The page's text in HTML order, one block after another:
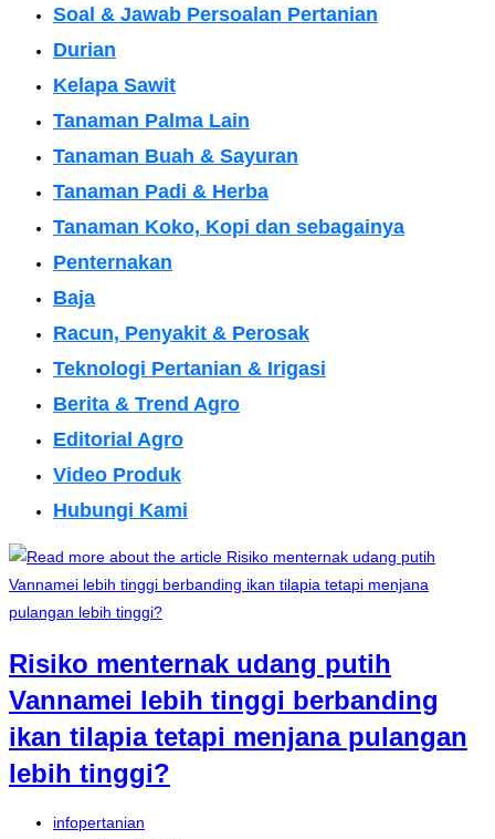
Soal & Jawab Persoalan Pertanian
Durian
Kelapa Sawit
Tanaman Palma Lain
Tanaman Buah & Sayuran
Tanaman Padi & Herba
Tanaman Koko, Kopi dan sebagainya
Penternakan
Baja
Racun, Penyakit & Perosak
Teknologi Pertanian & Irigasi
Berita & Trend Agro
Editorial Agro
Video Produk
Hubungi Kami
Risiko menternak udang putih
Vannamei lebih tinggi berbanding
ikan tilapia tetapi menjana pulangan
lebih tinggi?
Post
infopertanian